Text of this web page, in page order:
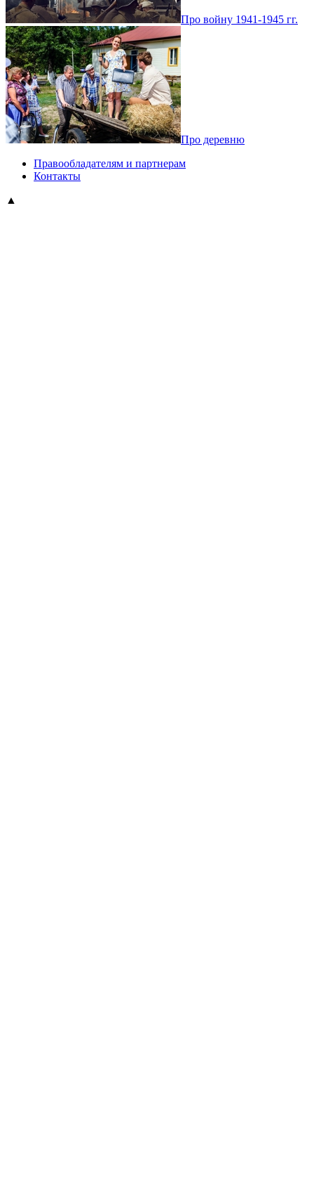
Про войну 1941-1945 гг.
Про деревню
Правообладателям и партнерам
Контакты
▲